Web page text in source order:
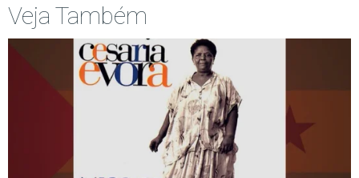
Veja Também